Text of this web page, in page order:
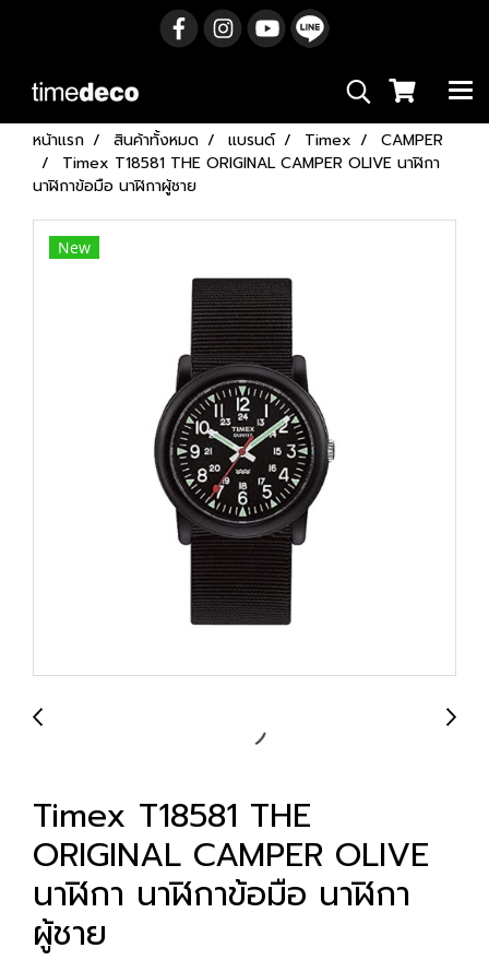
หน้าแรก สินค้าทั้งหมด แบรนด์ Timex
CAMPER
Timex T18581 THE ORIGINAL CAMPER OLIVE นาฬิกา
นาฬิกาข้อมือ นาฬิกาผู้ชาย
New
Timex T18581 THE
ORIGINAL CAMPER OLIVE
นาฬิกา นาฬิกาข้อมือ นาฬิกา
ผู้ชาย